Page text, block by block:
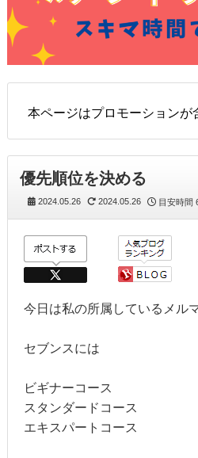
本ページはプロモーションが
優先順位を決める
2024.05.26 2024.05.26 目安時間
今日は私の所属しているメル
セブンスには
ビギナーコース
スタンダードコース
エキスパートコース